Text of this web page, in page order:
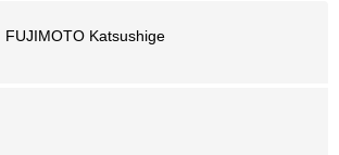
FUJIMOTO Katsushige